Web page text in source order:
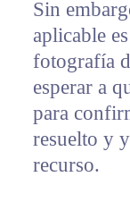
Sin
aplicable
fotografía
esperar a
para
resuelto y
recurso.